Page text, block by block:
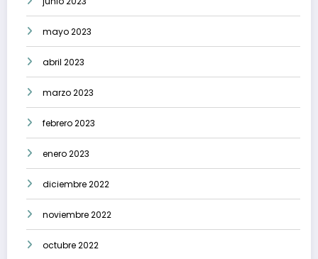
mayo 2023
abril 2023
marzo 2023
febrero 2023
enero 2023
diciembre 2022
noviembre 2022
octubre 2022